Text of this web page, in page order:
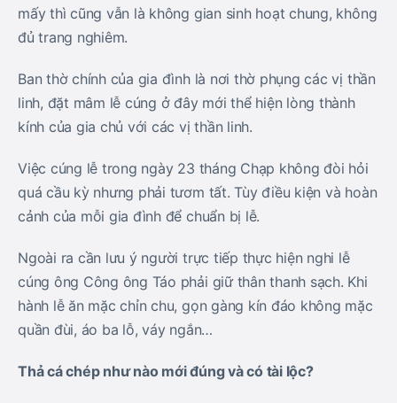
mấy thì cũng vẫn là không gian sinh hoạt chung, không
đủ trang nghiêm.
Ban thờ chính của gia đình là nơi thờ phụng các vị thần
linh, đặt mâm lễ cúng ở đây mới thể hiện lòng thành
kính của gia chủ với các vị thần linh.
Việc cúng lễ trong ngày 23 tháng Chạp không đòi hỏi
quá cầu kỳ nhưng phải tươm tất. Tùy điều kiện và hoàn
cảnh của mỗi gia đình để chuẩn bị lễ.
Ngoài ra cần lưu ý người trực tiếp thực hiện nghi lễ
cúng ông Công ông Táo phải giữ thân thanh sạch. Khi
hành lễ ăn mặc chỉn chu, gọn gàng kín đáo không mặc
quần đùi, áo ba lỗ, váy ngắn…
Thả cá chép như nào mới đúng và có tài lộc?